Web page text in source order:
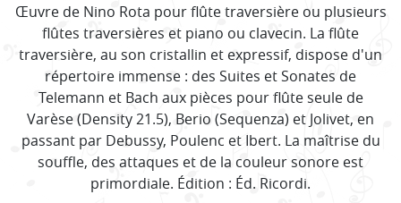
Œuvre de Nino Rota pour flûte traversière ou plusieurs
flûtes traversières et piano ou clavecin. La flûte
traversière, au son cristallin et expressif, dispose d'un
répertoire immense : des Suites et Sonates de
Telemann et Bach aux pièces pour flûte seule de
Varèse (Density 21.5), Berio (Sequenza) et Jolivet, en
passant par Debussy, Poulenc et Ibert. La maîtrise du
souffle, des attaques et de la couleur sonore est
primordiale. Édition : Éd. Ricordi.